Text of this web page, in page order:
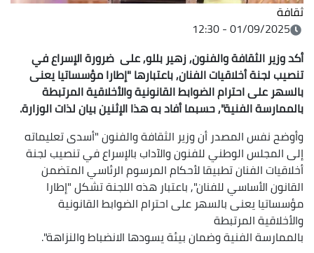
ثقافة
01/09/2025 - 12:30
أكد وزير الثقافة والفنون, زهير بللو, على ضرورة الإسراع في
تنصيب لجنة أخلاقيات الفنان, باعتبارها "إطارا مؤسساتيا يعنى
بالسهر على احترام الضوابط القانونية والأخلاقية المرتبطة
بالممارسة الفنية", حسبما أفاد به هذا الإثنين بيان لذات الوزارة.
وأوضح نفس المصدر أن وزير الثقافة والفنون "أسدى تعليماته
إلى المجلس الوطني للفنون والآداب بالإسراع في تنصيب لجنة
أخلاقيات الفنان تطبيقا لأحكام المرسوم الرئاسي المتضمن
القانون الأساسي للفنان", باعتبار هذه اللجنة تشكل "إطارا
مؤسساتيا يعنى بالسهر على احترام الضوابط القانونية
والأخلاقية المرتبطة
بالممارسة الفنية وضمان بيئة يسودها الانضباط والنزاهة".